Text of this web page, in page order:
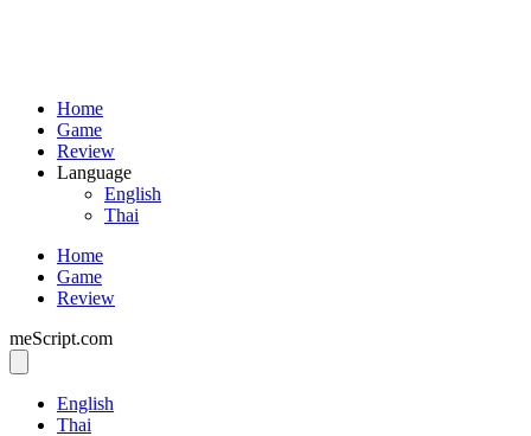
Home
Game
Review
Language
English
Thai
Home
Game
Review
meScript.com
English
Thai